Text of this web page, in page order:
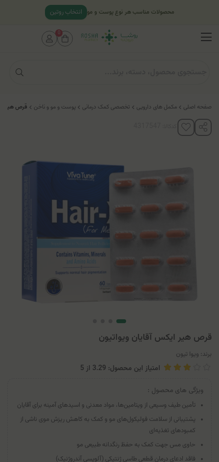
صفحه اصلی مکمل های دارویی تخصصی کمک درمانی پوست و مو و ناخن قرص هیر
قرص هیر ایکس آقایان ویواتیون
برند: ویوا تیون
امتیاز این محصول: 3.29 از 5
ویژگی های محصول :
تأمین طیف وسیعی از ویتامین‌ها، مواد معدنی و اسیدهای آمینه برای آقایان
پشتیبانی از سلامت فولیکول‌های مو و کمک به کاهش ریزش موی ناشی از
کمبودهای تغذیه‌ای
حاوی مس جهت کمک به حفظ رنگدانه طبیعی مو
فاقد ادعای درمان قطعی طاسی ژنتیکی (آلوپسی آندروژنیک)
محصولات مناسب هر نوع پوست و مو انتخاب روتین
0